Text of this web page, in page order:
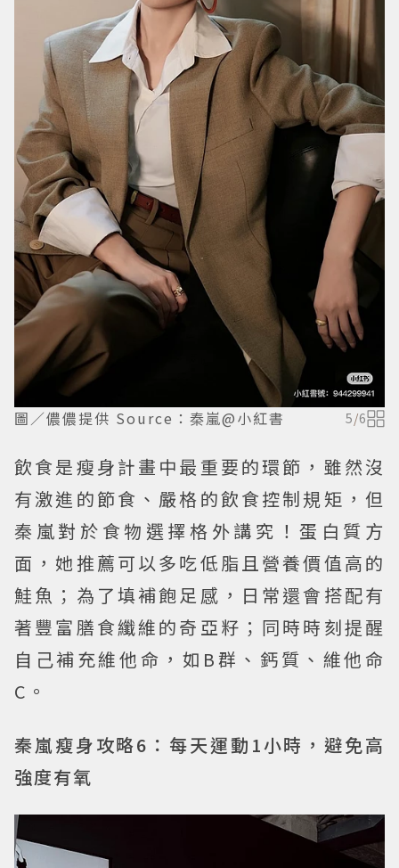
圖／儂儂提供 Source：秦嵐@小紅書 5/6
飲食是瘦身計畫中最重要的環節，雖然沒
有激進的節食、嚴格的飲食控制規矩，但
秦嵐對於食物選擇格外講究！蛋白質方
面，她推薦可以多吃低脂且營養價值高的
鮭魚；為了填補飽足感，日常還會搭配有
著豐富膳食纖維的奇亞籽；同時時刻提醒
自己補充維他命，如B群、鈣質、維他命
C。
秦嵐瘦身攻略6：每天運動1小時，避免高
強度有氧